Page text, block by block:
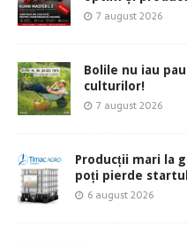
7 august 2026
Bolile nu iau
culturilor!
7 august 2026
Producții mari la
poți pierde
6 august 2026